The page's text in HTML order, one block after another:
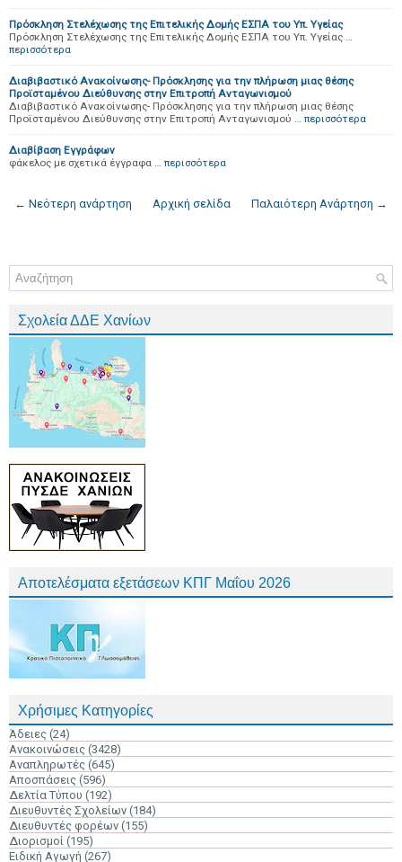
Πρόσκληση Στελέχωσης της Επιτελικής Δομής ΕΣΠΑ του Υπ. Υγείας
Πρόσκληση Στελέχωσης της Επιτελικής Δομής ΕΣΠΑ του Υπ. Υγείας …
περισσότερα
Διαβιβαστικό Ανακοίνωσης- Πρόσκλησης για την πλήρωση μιας θέσης
Προϊσταμένου Διεύθυνσης στην Επιτροπή Ανταγωνισμού
Διαβιβαστικό Ανακοίνωσης- Πρόσκλησης για την πλήρωση μιας θέσης
Προϊσταμένου Διεύθυνσης στην Επιτροπή Ανταγωνισμού …
περισσότερα
Διαβίβαση Εγγράφων
φάκελος με σχετικά έγγραφα …
περισσότερα
← Νεότερη ανάρτηση Παλαιότερη Ανάρτηση →
Αρχική σελίδα
Σχολεία ΔΔΕ Χανίων
Αποτελέσματα εξετάσεων ΚΠΓ Μαΐου 2026
Χρήσιμες Κατηγορίες
Άδειες (24)
Ανακοινώσεις (3428)
Αναπληρωτές (645)
Αποσπάσεις (596)
Δελτία Τύπου (192)
Διευθυντές Σχολείων (184)
Διευθυντές φορέων (155)
Διορισμοί (195)
Ειδική Αγωγή (267)